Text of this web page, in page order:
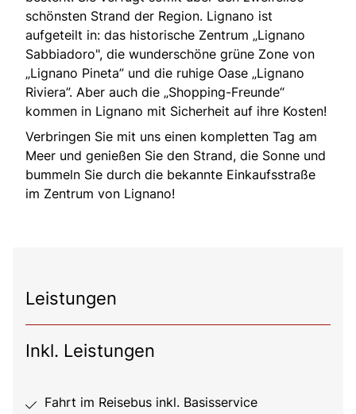
schönsten Strand der Region. Lignano ist
aufgeteilt in: das historische Zentrum „Lignano
Sabbiadoro", die wunderschöne grüne Zone von
„Lignano Pineta” und die ruhige Oase „Lignano
Riviera”. Aber auch die „Shopping-Freunde“
kommen in Lignano mit Sicherheit auf ihre Kosten!
Verbringen Sie mit uns einen kompletten Tag am
Meer und genießen Sie den Strand, die Sonne und
bummeln Sie durch die bekannte Einkaufsstraße
im Zentrum von Lignano!
Leistungen
Inkl. Leistungen
Fahrt im Reisebus inkl. Basisservice